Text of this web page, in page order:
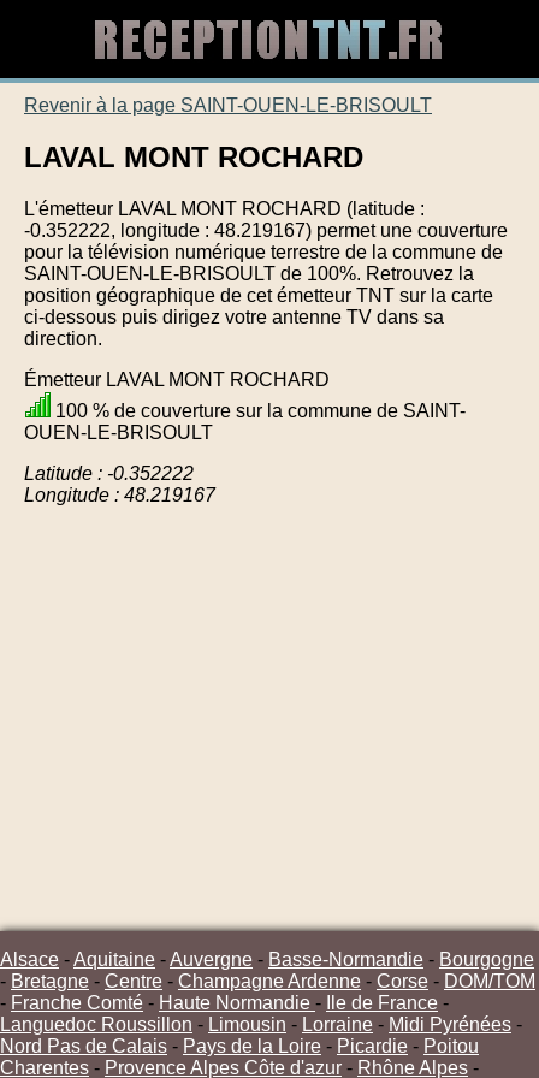
Revenir à la page SAINT-OUEN-LE-BRISOULT
LAVAL MONT ROCHARD
L'émetteur LAVAL MONT ROCHARD (latitude :
-0.352222, longitude : 48.219167) permet une couverture
pour la télévision numérique terrestre de la commune de
SAINT-OUEN-LE-BRISOULT de 100%. Retrouvez la
position géographique de cet émetteur TNT sur la carte
ci-dessous puis dirigez votre antenne TV dans sa
direction.
Émetteur LAVAL MONT ROCHARD
100 % de couverture sur la commune de SAINT-
OUEN-LE-BRISOULT
Latitude : -0.352222
Longitude : 48.219167
Alsace -Aquitaine -Auvergne - Basse-Normandie - Bourgogne
- Bretagne - Centre - Champagne Ardenne - Corse - DOM/TOM
- Franche Comté - Haute Normandie - Ile de France -
Languedoc Roussillon - Limousin - Lorraine - Midi Pyrénées -
Nord Pas de Calais - Pays de la Loire - Picardie - Poitou
Charentes - Provence Alpes Côte d'azur - Rhône Alpes -